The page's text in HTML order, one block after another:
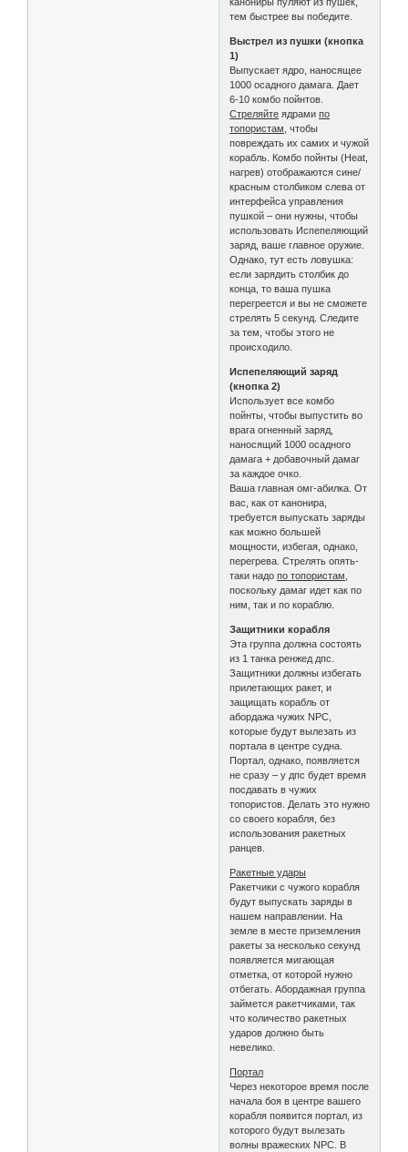
тем быстрее вы победите.
Выстрел из пушки (кнопка
1)
Выпускает ядро, наносящее
1000 осадного дамага. Дает
6-10 комбо пойнтов.
Стреляйте ядрамипо
топористам , чтобы
повреждать их самих и чужой
корабль. Комбо пойнты (Heat,
нагрев) отображаются сине/
красным столбиком слева от
интерфейса управления
пушкой – они нужны, чтобы
использовать Испепеляющий
заряд, ваше главное оружие.
Однако, тут есть ловушка:
если зарядить столбик до
конца, то ваша пушка
перегреется и вы не сможете
стрелять 5 секунд. Следите
за тем, чтобы этого не
происходило.
Испепеляющий заряд
(кнопка 2)
Использует все комбо
пойнты, чтобы выпустить во
врага огненный заряд,
наносящий 1000 осадного
дамага + добавочный дамаг
за каждое очко.
Ваша главная омг-абилка. От
вас, как от канонира,
требуется выпускать заряды
как можно большей
мощности, избегая, однако,
перегрева. Стрелять опять-
таки надопо топористам
поскольку дамаг идет как по
ним, так и по кораблю.
Защитники корабля
Эта группа должна состоять
из 1 танка ренжед дпс.
Защитники должны избегать
прилетающих ракет, и
защищать корабль от
абордажа чужих NPC,
которые будут вылезать из
портала в центре судна.
Портал, однако, появляется
не сразу – у дпс будет время
посдавать в чужих
топористов. Делать это нужно
со своего корабля, без
использования ракетных
ранцев.
Ракетные удары
Ракетчики с чужого корабля
будут выпускать заряды в
нашем направлении. На
земле в месте приземления
ракеты за несколько секунд
появляется мигающая
отметка, от которой нужно
отбегать. Абордажная группа
займется ракетчиками, так
что количество ракетных
ударов должно быть
невелико.
Портал
Через некоторое время после
начала боя в центре вашего
корабля появится портал, из
которого будут вылезать
волны вражеских NPC. В